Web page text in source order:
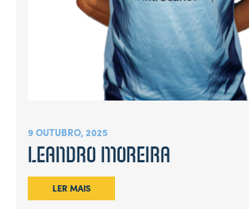
9 OUTUBRO, 2025
LEANDRO MOREIRA
LER MAIS